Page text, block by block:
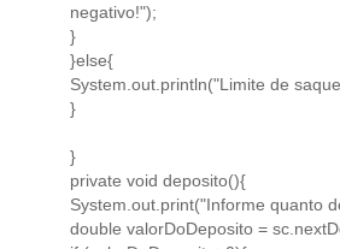
negativo!");
}
}else{
System.out.println("Limite de
}
}
private void deposito(){
System.out.print("Informe quanto
double valorDoDeposito =